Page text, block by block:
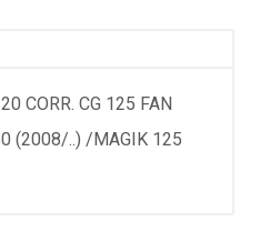
CORR. CG 125 FAN
(2008/..) /MAGIK 125